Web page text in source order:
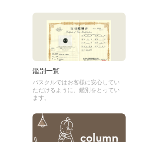
鑑別一覧
パスクルではお客様に安心してい
ただけるように、鑑別をとってい
ます。